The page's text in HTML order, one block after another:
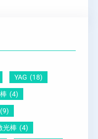
？
向
1
怎
YAG (18)
(4)
(9)
光棒 (4)